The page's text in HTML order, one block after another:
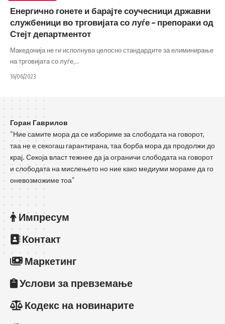
Енергично гонете и барајте соучесници државни
службеници во трговијата со луѓе – препораки од
Стејт департментот
Македонија не ги исполнува целосно стандардите за елиминирање
на трговијата со луѓе, …
16/06/2023
Горан Гаврилов
“Ние самите мора да се избориме за слободата на говорот,
таа не е секогаш гарантирана, таа борба мора да продолжи до
крај. Секоја власт тежнее да ја ограничи слободата на говорот
и слободата на мислењето но ние како медиуми мораме да го
оневозможиме тоа”
Импресум
Контакт
Маркетинг
Услови за превземање
Кодекс на новинарите